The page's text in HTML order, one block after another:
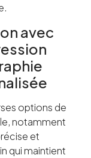
avec
options de
notamment
et
qui maintient